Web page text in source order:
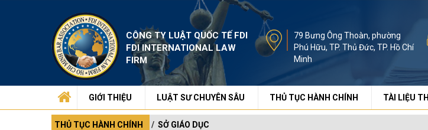
CÔNG TY LUẬT QUỐC TẾ FDI
FDI INTERNATIONAL LAW
FIRM
79 Bưng Ông Thoàn, phường
Phú Hữu, TP. Thủ Đức, TP. Hồ Chí
Minh
GIỚI THIỆU LUẬT SƯ CHUYÊN SÂU THỦ TỤC HÀNH CHÍNH TÀI LIỆU
THỦ TỤC HÀNH CHÍNH SỞ GIÁO DỤC